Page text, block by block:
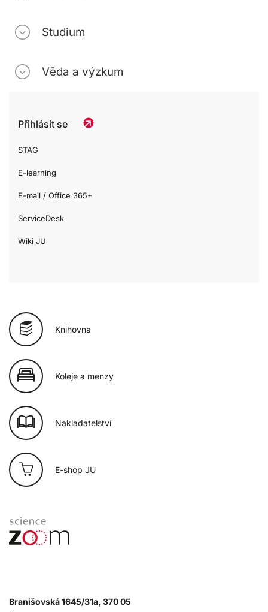
Studium
Věda a výzkum
Přihlásit se
STAG
E-learning
E-mail / Office 365+
ServiceDesk
Wiki JU
Knihovna
Koleje a menzy
Nakladatelství
E-shop JU
Branišovská 1645/31a, 370 05